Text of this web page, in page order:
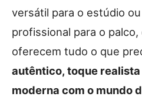
versátil para o estúdio
profissional para o
oferecem tudo o que
autêntico, toque
moderna com o mundo